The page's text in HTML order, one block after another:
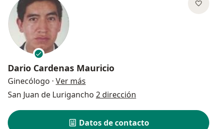
Dario Cardenas Mauricio
Ginecólogo · Ver más
San Juan de Lurigancho 2 dirección
Datos de contacto